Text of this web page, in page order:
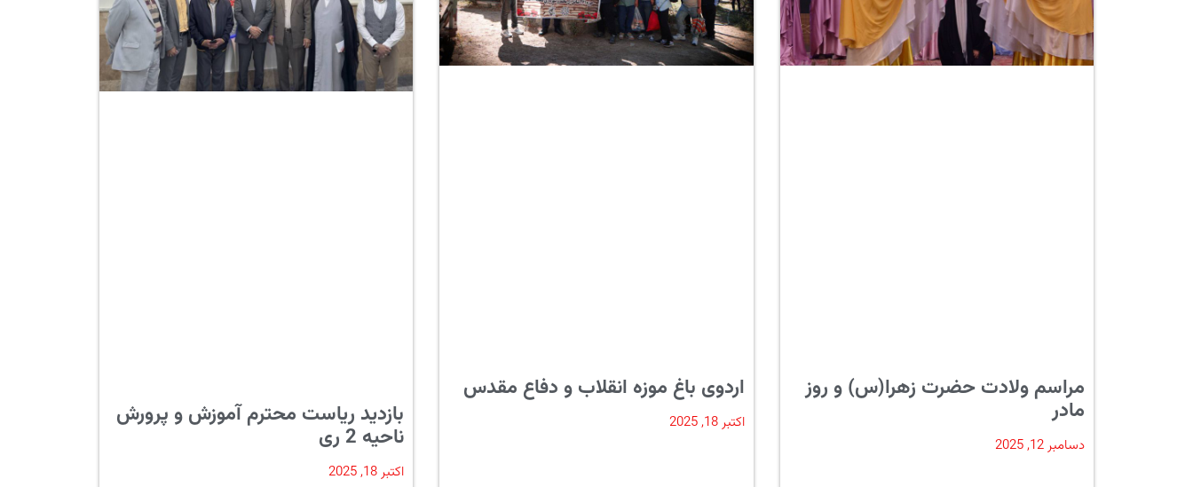
مراسم ولادت حضرت زهرا(س) و روز
مادر
دسامبر 12, 2025
اردوی باغ موزه انقلاب و دفاع مقدس
اکتبر 18, 2025 بازدید ریاست محترم آموزش و پرورش
ناحیه 2 ری
اکتبر 18, 2025